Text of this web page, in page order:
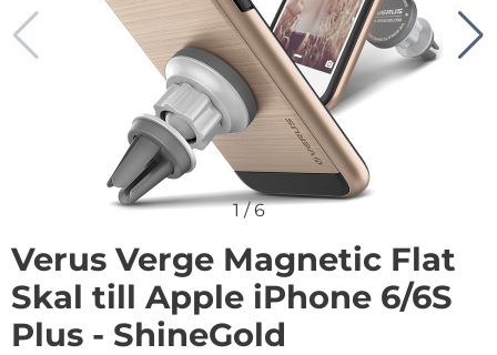
1/6
Verus Verge Magnetic Flat
Skal till Apple iPhone 6/6S
Plus - ShineGold